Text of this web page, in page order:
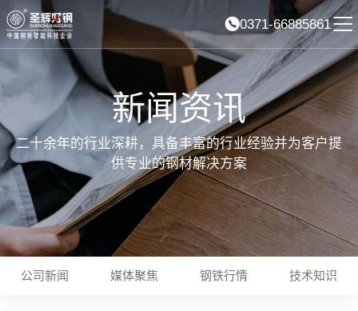
0371-66885861
新闻资讯
二十余年的行业深耕，具备丰富的行业经验并为客户提
供专业的钢材解决方案
公司新闻 媒体聚焦 钢铁行情 技术知识